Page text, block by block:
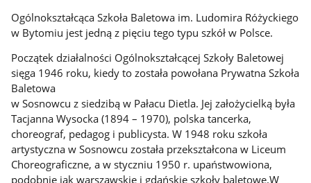
Ogólnokształcąca Szkoła Baletowa im. Ludomira Różyckiego
w Bytomiu jest jedną z pięciu tego typu szkół w Polsce.
Początek działalności Ogólnokształcącej Szkoły Baletowej
sięga 1946 roku, kiedy to została powołana Prywatna Szkoła
Baletowa
w Sosnowcu z siedzibą w Pałacu Dietla. Jej założycielką była
Tacjanna Wysocka (1894 – 1970), polska tancerka,
choreograf, pedagog i publicysta. W 1948 roku szkoła
artystyczna w Sosnowcu została przekształcona w Liceum
Choreograficzne, a w styczniu 1950 r. upaństwowiona,
podobnie jak warszawskie i gdańskie szkoły baletowe.W